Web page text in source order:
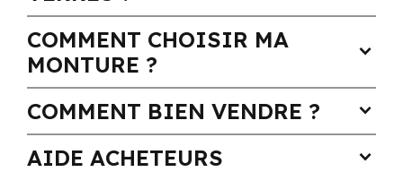
COMMENT CHOISIR MA
MONTURE ?
expand_more
COMMENT BIEN VENDRE ? expand_more
AIDE ACHETEURS expand_more